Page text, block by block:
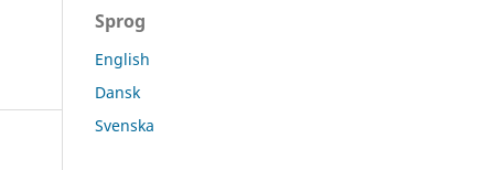
Sprog
English
Dansk
Svenska